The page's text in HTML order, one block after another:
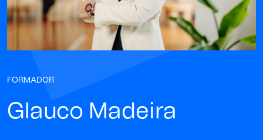
FORMADOR
Glauco Madeira